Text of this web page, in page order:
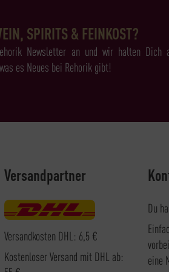
SPIRITS & FEINKOST?
Newsletter an und wir halten Dich
es Neues bei Rehorik gibt!
Versandpartner
Versandkosten DHL: 6,5 €
Kostenloser Versand mit DHL ab:
Du
eine